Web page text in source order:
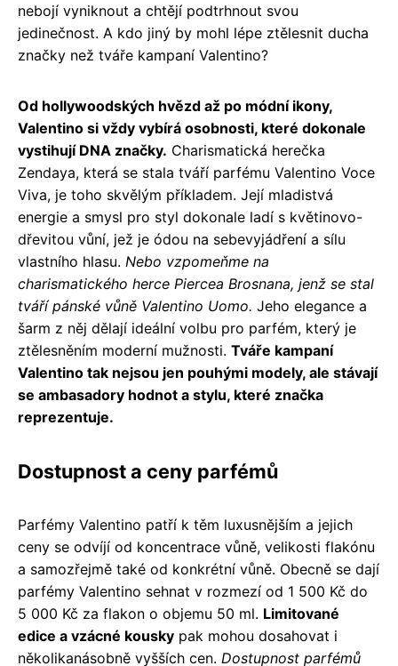
nebojí vyniknout a chtějí podtrhnout svou
jedinečnost. A kdo jiný by mohl lépe ztělesnit ducha
značky než tváře kampaní Valentino?
Od hollywoodských hvězd až po módní ikony,
Valentino si vždy vybírá osobnosti, které dokonale
vystihují DNA značky. Charismatická herečka
Zendaya, která se stala tváří parfému Valentino Voce
Viva, je toho skvělým příkladem. Její mladistvá
energie a smysl pro styl dokonale ladí s květinovo-
dřevitou vůní, jež je ódou na sebevyjádření a sílu
vlastního hlasu. Nebo vzpomeňme na
charismatického herce Piercea Brosnana, jenž se stal
tváří pánské vůně Valentino Uomo. Jeho elegance a
šarm z něj dělají ideální volbu pro parfém, který je
ztělesněním moderní mužnosti. Tváře kampaní
Valentino tak nejsou jen pouhými modely, ale stávají
se ambasadory hodnot a stylu, které značka
reprezentuje.
Dostupnost a ceny parfémů
Parfémy Valentino patří k těm luxusnějším a jejich
ceny se odvíjí od koncentrace vůně, velikosti flakónu
a samozřejmě také od konkrétní vůně. Obecně se dají
parfémy Valentino sehnat v rozmezí od 1 500 Kč do
5 000 Kč za flakon o objemu 50 ml. Limitované
edice a vzácné kousky pak mohou dosahovat i
několikanásobně vyšších cen. Dostupnost parfémů